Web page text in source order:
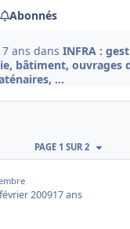
Abonnés
ans dansINFRA :
bâtiment, ouvrages
...
PAGE 1 SUR 2
200917 ans